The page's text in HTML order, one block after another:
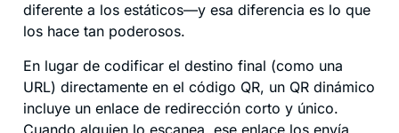
diferente a los estáticos—y esa diferencia es lo que
los hace tan poderosos.
En lugar de codificar el destino final (como una
URL) directamente en el código QR, un QR dinámico
incluye un enlace de redirección corto y único.
Cuando alguien lo escanea, ese enlace los envía